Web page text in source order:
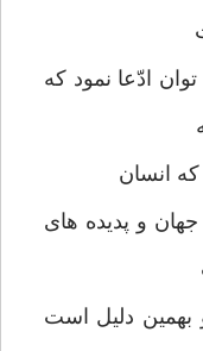
ادّعا نمود که
انسان
و پدیده های
دلیل است